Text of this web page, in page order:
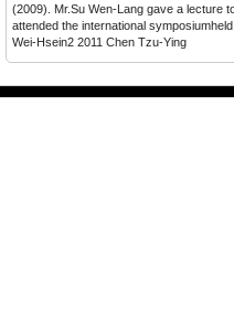
(2009). Mr.Su Wen-Lang gave a lecture
attended the international
Wei-Hsein2 2011 Chen Tzu-Ying